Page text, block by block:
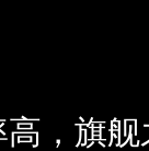
，旗